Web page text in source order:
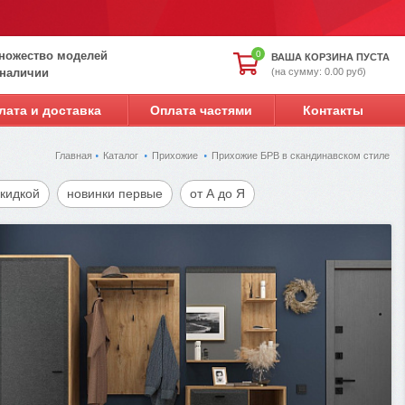
0
ВАША КОРЗИНА ПУСТА
(на сумму: 0.00 руб)
моделей
и доставка Оплата частями Контакты
Главная Каталог Прихожие Прихожие БРВ в скандинавском стиле
новинки первые от А до Я